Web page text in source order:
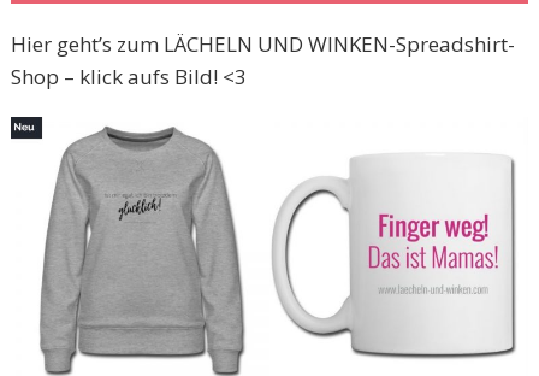
Hier geht’s zum LÄCHELN UND WINKEN-Spreadshirt-
Shop – klick aufs Bild! <3